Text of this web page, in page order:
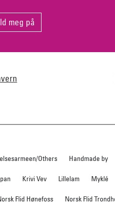
Others Handmade by
Krivi Vev Lillelam Myklé
Flid Hønefoss Norsk Flid